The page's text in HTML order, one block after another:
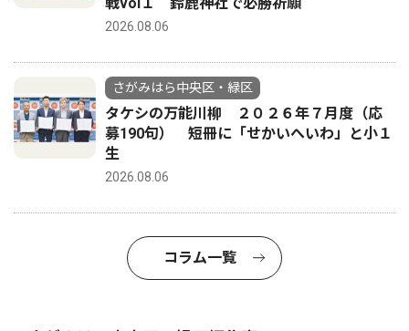
2026.08.06
さがみはら中央区・緑区
タケシの万能川柳 ２０２６年７月度（応
募190句） 短冊に「せかいへいわ」と小１
生
2026.08.06
コラム一覧